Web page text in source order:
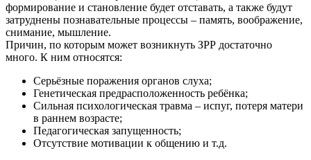
формирование и становление будет отставать, а также будут
затруднены познавательные процессы – память, воображение,
снимание, мышление.
Причин, по которым может возникнуть ЗРР достаточно
много. К ним относятся:
Серьёзные поражения органов слуха;
Генетическая предрасположенность ребёнка;
Сильная психологическая травма – испуг, потеря матери
в раннем возрасте;
Педагогическая запущенность;
Отсутствие мотивации к общению и т.д.